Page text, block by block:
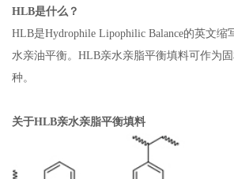
HLB是什么？
HLB是Hydrophile Lipophilic Balance的英文缩
水亲油平衡。 HLB亲水亲脂平衡填料可作为
种。
关于HLB亲水亲脂平衡填料